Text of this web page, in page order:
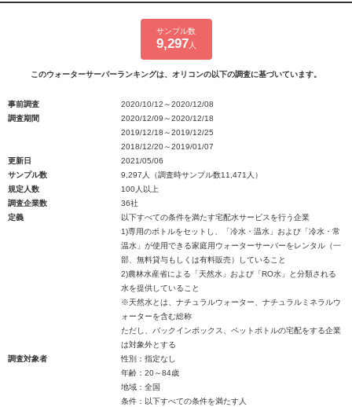
サンプル数
9,297 人
このウォーターサーバーランキングは、オリコンの以下の調査に基づいています。
事前調査
2020/10/12～2020/12/08
調査期間
2020/12/09～2020/12/18
2019/12/18～2019/12/25
2018/12/20～2019/01/07
更新日
2021/05/06
サンプル数
9,297人（調査時サンプル数11,471人）
規定人数
100人以上
調査企業数
36社
定義
以下すべての条件を満たす宅配水サービスを行う企業
1)専用のボトルをセットし、「冷水・温水」および「冷水・常
温水」が使用できる家庭用ウォーターサーバーをレンタル（一
部、無料貸与もしくは有料販売）していること
2)農林水産省による「天然水」および「RO水」と分類される
水を提供していること
※天然水とは、ナチュラルウォーター、ナチュラルミネラルウ
ォーターを含む総称
ただし、バックインボックス、ペットボトルの宅配をする企業
は対象外とする
調査対象者
性別：指定なし
年齢：20～84歳
地域：全国
条件：以下すべての条件を満たす人